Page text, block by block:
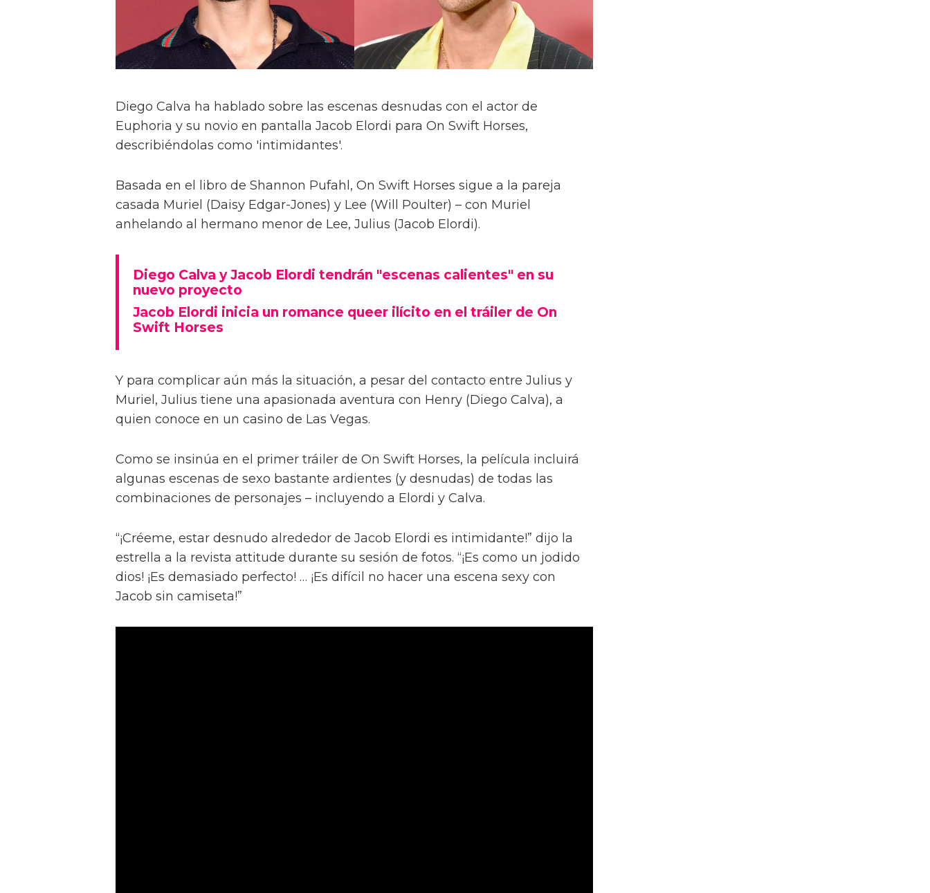
Diego Calva ha hablado sobre las escenas desnudas con el actor de
Euphoria y su novio en pantalla Jacob Elordi para On Swift Horses,
describiéndolas como 'intimidantes'.
Basada en el libro de Shannon Pufahl, On Swift Horses sigue a la pareja
casada Muriel (Daisy Edgar-Jones) y Lee (Will Poulter) – con Muriel
anhelando al hermano menor de Lee, Julius (Jacob Elordi).
Diego Calva y Jacob Elordi tendrán "escenas calientes" en su
nuevo proyecto
Jacob Elordi inicia un romance queer ilícito en el tráiler de On
Swift Horses
Y para complicar aún más la situación, a pesar del contacto entre Julius y
Muriel, Julius tiene una apasionada aventura con Henry (Diego Calva), a
quien conoce en un casino de Las Vegas.
Como se insinúa en el primer tráiler de On Swift Horses, la película incluirá
algunas escenas de sexo bastante ardientes (y desnudas) de todas las
combinaciones de personajes – incluyendo a Elordi y Calva.
“¡Créeme, estar desnudo alrededor de Jacob Elordi es intimidante!” dijo la
estrella a la revista attitude durante su sesión de fotos. “¡Es como un jodido
dios! ¡Es demasiado perfecto! … ¡Es difícil no hacer una escena sexy con
Jacob sin camiseta!”